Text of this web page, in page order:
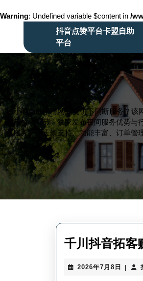
Warning: Undefined variable $content in /
抖音点赞平台卡盟自助
平台
24小时自助下单网站提供不间断服务？
踪等核心环节。独家发布夜间服务优势
单服务、全天候支持、功能丰富、订单管
千川抖音拓客
2026年7月8日
2026